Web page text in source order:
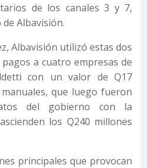
de los canales 3 y 7,
Albavisión.
Albavisión utilizó estas dos
a cuatro empresas de
con un valor de Q17
que luego fueron
del gobierno con la
los Q240 millones
principales que provocan